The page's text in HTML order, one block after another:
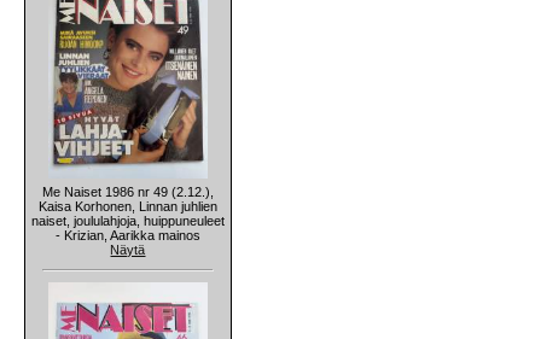
Me Naiset 1986 nr 49 (2.12.),
Kaisa Korhonen, Linnan juhlien
naiset, joululahjoja, huippuneuleet
- Krizian, Aarikka mainos
Näytä